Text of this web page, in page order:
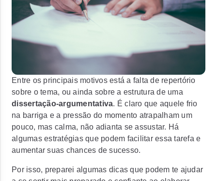
Entre os principais motivos está a falta de repertório
sobre o tema, ou ainda sobre a estrutura de uma
dissertação-argumentativa. É claro que aquele frio
na barriga e a pressão do momento atrapalham um
pouco, mas calma, não adianta se assustar. Há
algumas estratégias que podem facilitar essa tarefa e
aumentar suas chances de sucesso.
Por isso, preparei algumas dicas que podem te ajudar